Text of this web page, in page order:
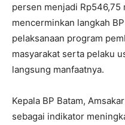
persen menjadi Rp546,75
mencerminkan langkah
pelaksanaan program
masyarakat serta pelaku
langsung manfaatnya.
Kepala BP Batam,
sebagai indikator